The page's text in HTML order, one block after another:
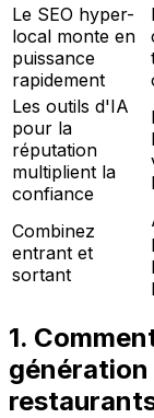
Le SEO hyper-
local monte en
puissance
rapidement
Les outils d'IA
pour la
réputation
multiplient la
confiance
Combinez
entrant et
sortant
1.
génération